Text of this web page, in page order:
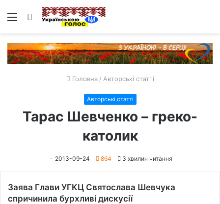
Меню Пошук
Головна / Авторські статті
Авторські статті
Тарас Шевченко – греко-
католик
2013-09-24 864 3 хвилин читання
Заява Глави УГКЦ Святослава Шевчука
спричинила бурхливі дискусії